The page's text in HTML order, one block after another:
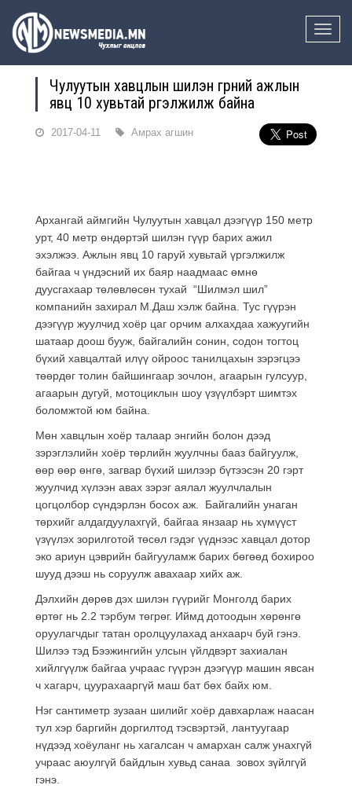
Toggle
Чулуутын хавцлын шилэн гүүрний ажлын
явц 10 хувьтай үргэлжилж байна
2017-04-11 Амрах агшин
Архангай аймгийн Чулуутын хавцал дээгүүр 150 метр
урт, 40 метр өндөртэй шилэн гүүр барих ажил
эхэлжээ. Ажлын явц 10 гаруй хувьтай үргэлжилж
байгаа ч үндэсний их баяр наадмаас өмнө
дуусгахаар төлөвлөсөн тухай “Шилмэл шил”
компанийн захирал М.Даш хэлж байна. Тус гүүрэн
дээгүүр жуулчид хоёр цаг орчим алхахдаа хажуугийн
шатаар доош бууж, байгалийн сонин, содон тогтоц
бүхий хавцалтай илүү ойроос танилцахын зэрэгцээ
төөрдөг толин байшингаар зочлон, агаарын гулсуур,
агаарын дугуй, мотоциклын шоу үзүүлбэрт шимтэх
боломжтой юм байна.
Мөн хавцлын хоёр талаар энгийн болон дээд
зэрэглэлийн хоёр төрлийн жуулчны бааз байгуулж,
өөр өөр өнгө, загвар бүхий шилээр бүтээсэн 20 гэрт
жуулчид хүлээн авах зэрэг аялал жуулчлалын
цогцолбор сүндэрлэн босох аж. Байгалийн унаган
төрхийг алдагдуулахгүй, байгаа янзаар нь хүмүүст
үзүүлэх зорилготой төсөл гэдэг үүднээс хавцал дотор
эко ариун цэврийн байгууламж барих бөгөөд бохироо
шууд дээш нь соруулж авахаар хийх аж.
Дэлхийн дөрөв дэх шилэн гүүрийг Монголд барих
өртөг нь 2.2 тэрбум төгрөг. Иймд дотоодын хөрөнгө
оруулагчдыг татан оролцуулахад анхаарч буй гэнэ.
Шилээ тэд Бээжингийн улсын үйлдвэрт захиалан
хийлгүүлж байгаа учраас гүүрэн дээгүүр машин явсан
ч хагарч, цуурахааргүй маш бат бөх байх юм.
Нэг сантиметр зузаан шилийг хоёр давхарлаж наасан
тул хэр баргийн доргилтод тэсвэртэй, лантуугаар
нүдээд хоёуланг нь хагалсан ч амархан салж унахгүй
учраас аюулгүй байдлын хувьд санаа зовох зүйлгүй
гэнэ.